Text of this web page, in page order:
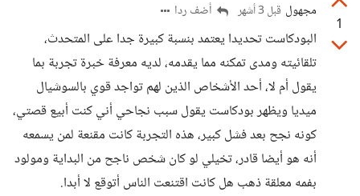
1
مجهول قبل 3 أشهر أضف ردا
البودكاست تحديدا يعتمد بنسبة كبيرة جدا على المتحدث،
تلقائيته ومدى تمكنه مما يقدمه، لديه معرفة خبرة تجربة بما
يقول أم لا، أحد الأشخاص الذين لهم تواجد قوي بالسوشيال
ميديا ويظهر بودكاست يقول سبب نجاحي أني كنت أبيع قصتي،
كونه نجح بعد فشل كبير، هذه التجربة كانت مقنعة لمن يسمعه
أنه هو أيضا قادر، تخيلي لو كان شخص ناجح من البداية ومولود
بفمه معلقة ذهب هل كانت اقتنعت الناس أتوقع لا أبدا.